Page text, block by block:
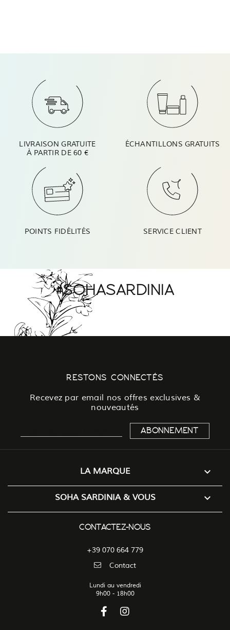
LIVRAISON GRATUITE
À PARTIR DE 60 €
ÉCHANTILLONS GRATUITS
POINTS FIDÉLITÉS SERVICE CLIENT
#SOHASARDINIA
RESTONS CONNECTÉS
Recevez par email nos offres exclusives &
nouveautés
LA MARQUE 
SOHA SARDINIA & VOUS 
CONTACTEZ-NOUS
+39 070 664 779
Contact
Lundi au vendredi
9h00 - 18h00